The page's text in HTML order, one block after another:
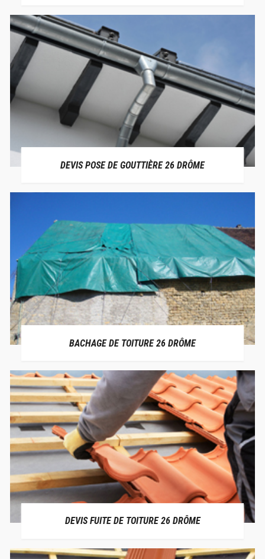
DEVIS POSE DE GOUTTIÈRE 26 DRÔME
BACHAGE DE TOITURE 26 DRÔME
DEVIS FUITE DE TOITURE 26 DRÔME